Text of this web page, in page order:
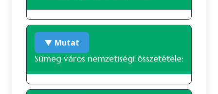
Roma nemzetiségi önkormányzat
▼ Mutat
Sümeg város nemzetiségi összetétele: